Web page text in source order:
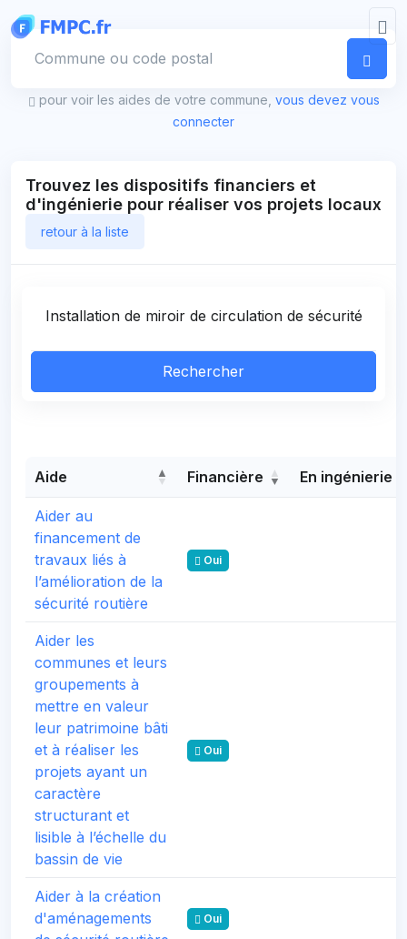
pour voir les aides de votre commune, vous devez vous
connecter
Trouvez les dispositifs financiers et
d'ingénierie pour réaliser vos projets locaux
retour à la liste
Rechercher
Aide Financière En ingénierie
Aider au
financement de
travaux liés à
l’amélioration de la
sécurité routière
Oui
Aider les
communes et leurs
groupements à
mettre en valeur
leur patrimoine bâti
et à réaliser les
projets ayant un
caractère
structurant et
lisible à l’échelle du
bassin de vie
Oui
Aider à la création
d'aménagements
Oui
Panneau de gestion des cookies